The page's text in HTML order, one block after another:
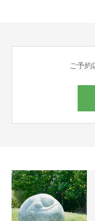
ご予約